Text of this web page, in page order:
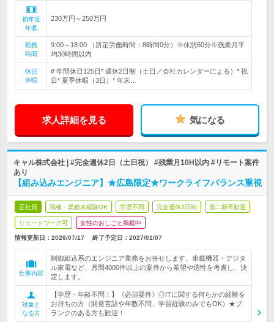
初年度
年収
230万円～250万円
勤務
時間
9:00～18:00 （所定労働時間：8時間0分）※休憩60分※残業月平
均30時間以内
休日
休暇
# 年間休日125日* 週休2日制（土日／会社カレンダーによる）* 祝
日* 夏季休暇（3日）* 年末…
求人詳細を見る 気になる
キャル株式会社 | #完全週休2日（土日祝） #残業月10H以内 #リモート案件
あり
【組み込みエンジニア】★広島限定★ワークライフバランス重視
正社員 職種・業種未経験OK 学歴不問 完全週休2日制 第二新卒歓迎
リモートワーク可 女性のおしごと掲載中
情報更新日：2026/07/17 終了予定日： 2027/01/07
仕事内容
制御組込系のエンジニア業務をお任せします。車載機器・デジタ
ル家電など、月間4000件以上の案件から希望や適性を考慮し、決
定します。
対象と
なる方
【学歴・年齢不問！】《必須要件》◎ITに関する何らかの経験を
お持ちの方（開発言語や年数不問、学習経験のみでもOK）★ブ
ランクのある方も歓迎！